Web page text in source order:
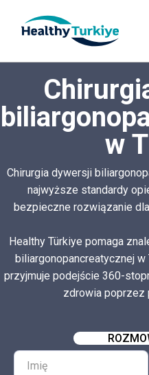
p
c
t
n
w
Chirurgia dywersji
najwyższe standardy
bezpieczne rozwiązanie
Healthy Türkiye pomaga
biliargonopancreatycznej
przyjmuje podejście 360-
zdrowia poprzez